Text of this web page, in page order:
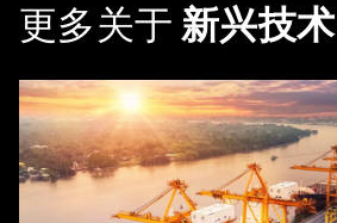
更多关于 新兴技术